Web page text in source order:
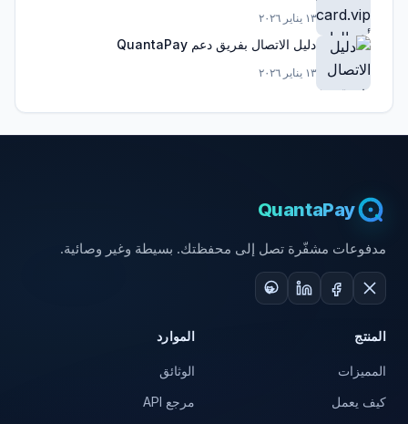
١٣ يناير ٢٠٢٦
دليل الاتصال بفريق دعم QuantaPay
١٣ يناير ٢٠٢٦
QuantaPay
مدفوعات مشفّرة تصل إلى محفظتك. بسيطة وغير وصائية.
المنتج
المميزات
كيف يعمل
الموارد
الوثائق
مرجع API